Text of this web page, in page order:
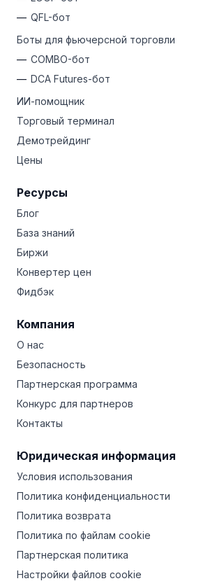
QFL-бот
Боты для фьючерсной торговли
COMBO-бот
DCA Futures-бот
ИИ-помощник
Торговый терминал
Демотрейдинг
Цены
Ресурсы
Блог
База знаний
Биржи
Конвертер цен
Фидбэк
Компания
О нас
Безопасность
Партнерская программа
Конкурс для партнеров
Контакты
Юридическая информация
Условия использования
Политика конфиденциальности
Политика возврата
Политика по файлам cookie
Партнерская политика
Настройки файлов cookie